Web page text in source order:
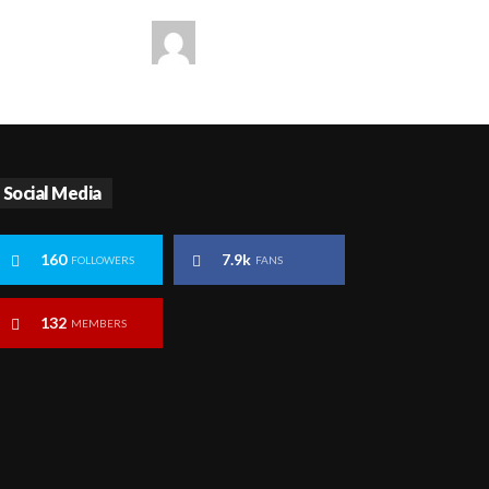
Social Media
160 FOLLOWERS 7.9k FANS
132 MEMBERS